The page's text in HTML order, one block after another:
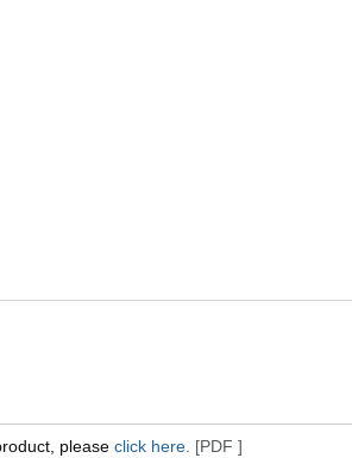
pleaseclick here. [PDF ]